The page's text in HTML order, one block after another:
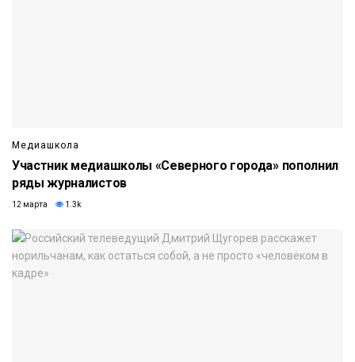
Медиашкола
Участник медиашколы «Северного города» пополнил
ряды журналистов
12 марта 1.3k